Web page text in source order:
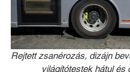
Rejtett zsanérozás, dizájn
világítótestek hátul és